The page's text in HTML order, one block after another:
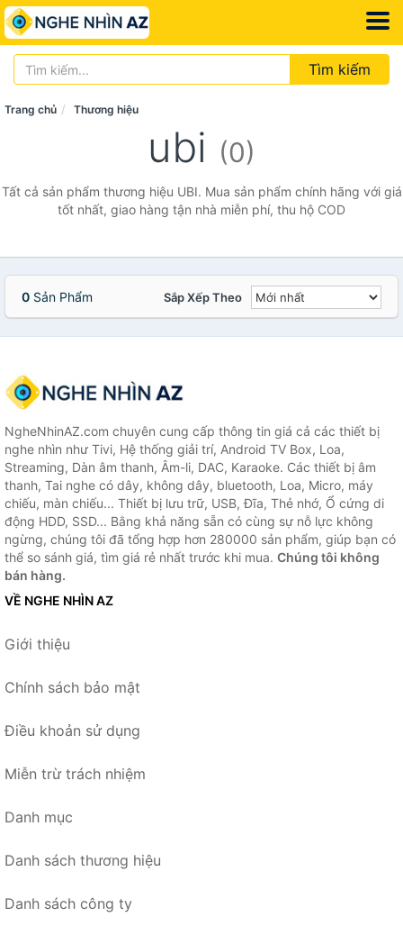
Tìm kiếm
Trang chủ Thương hiệu
ubi (0)
Tất cả sản phẩm thương hiệu UBI. Mua sản phẩm chính hãng với giá
tốt nhất, giao hàng tận nhà miễn phí, thu hộ COD
0 Sản Phẩm Sắp Xếp Theo
NgheNhinAZ.com chuyên cung cấp thông tin giá cả các thiết bị
nghe nhìn như Tivi, Hệ thống giải trí, Android TV Box, Loa,
Streaming, Dàn âm thanh, Âm-li, DAC, Karaoke. Các thiết bị âm
thanh, Tai nghe có dây, không dây, bluetooth, Loa, Micro, máy
chiếu, màn chiếu... Thiết bị lưu trữ, USB, Đĩa, Thẻ nhớ, Ổ cứng di
động HDD, SSD... Bằng khả năng sẵn có cùng sự nỗ lực không
ngừng, chúng tôi đã tổng hợp hơn 280000 sản phẩm, giúp bạn có
thể so sánh giá, tìm giá rẻ nhất trước khi mua. Chúng tôi không
bán hàng.
VỀ NGHE NHÌN AZ
Giới thiệu
Chính sách bảo mật
Điều khoản sử dụng
Miễn trừ trách nhiệm
Danh mục
Danh sách thương hiệu
Danh sách công ty